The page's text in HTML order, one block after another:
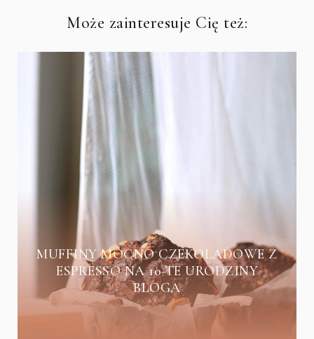
Może zainteresuje Cię też:
MUFFINY MOCNO CZEKOLADOWE Z
ESPRESSO NA 10-TE URODZINY
BLOGA